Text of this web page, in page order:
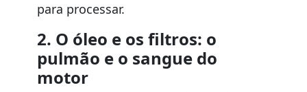
para processar.
2. O óleo e os filtros: o
pulmão e o sangue do
motor